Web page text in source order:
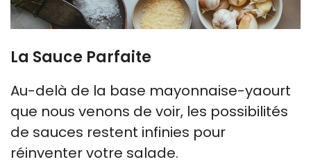
La Sauce Parfaite
Au-delà de la base mayonnaise-yaourt
que nous venons de voir, les possibilités
de sauces restent infinies pour
réinventer votre salade.